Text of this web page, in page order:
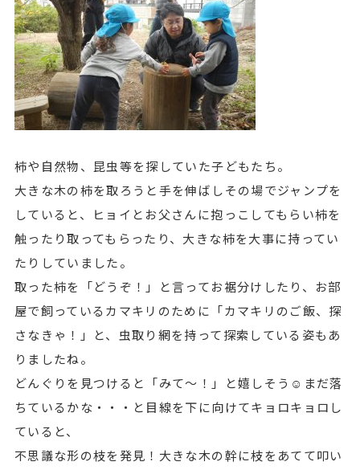
柿や自然物、昆虫等を探していた子どもたち。
大きな木の柿を取ろうと手を伸ばしその場でジャンプを
していると、ヒョイとお父さんに抱っこしてもらい柿を
触ったり取ってもらったり、大きな柿を大事に持ってい
たりしていました。
取った柿を「どうぞ！」と言ってお裾分けしたり、お部
屋で飼っているカマキリのために「カマキリのご飯、探
さなきゃ！」と、虫取り網を持って探索している姿もあ
りましたね。
どんぐりを見つけると「みて～！」と嬉しそう☺まだ落
ちているかな・・・と目線を下に向けてキョロキョロし
ていると、
不思議な形の枝を発見！大きな木の幹に枝をあてて叩い